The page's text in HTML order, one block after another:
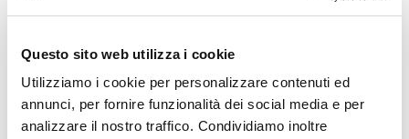
Questo sito web utilizza i cookie
Utilizziamo i cookie per personalizzare contenuti ed
annunci, per fornire funzionalità dei social media e per
analizzare il nostro traffico. Condividiamo inoltre